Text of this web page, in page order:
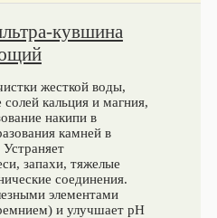
кувшина
жесткой воды,
кальция и магния,
накипи в
камней в
запахи, тяжелые
соединения.
элементами
и улучшает pH